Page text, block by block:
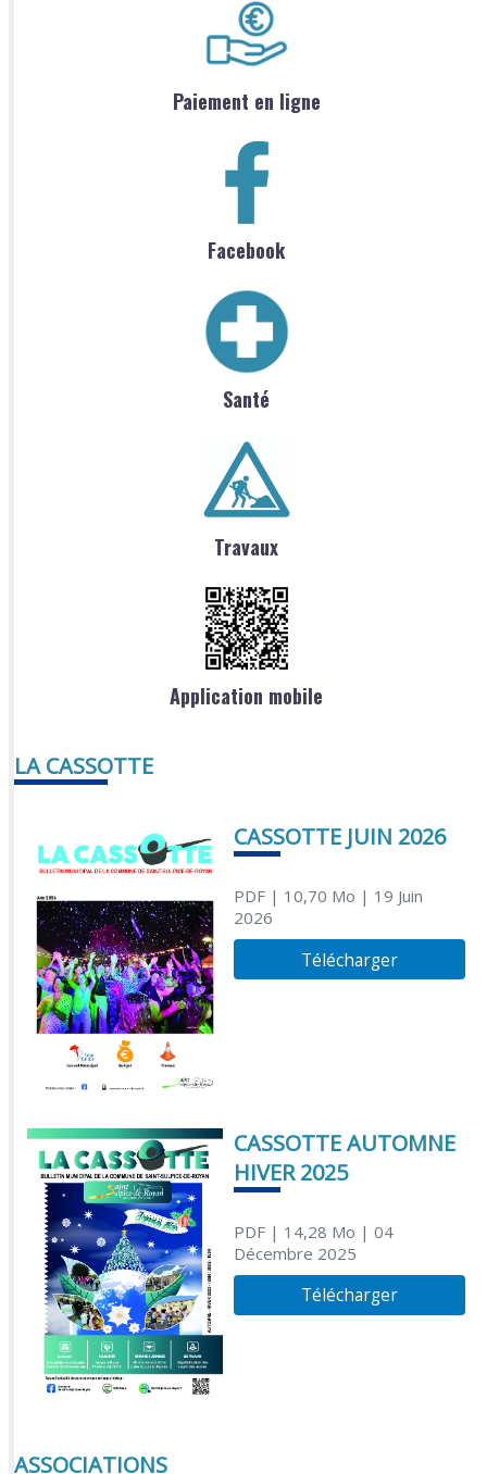
Paiement en ligne
Facebook
Santé
Travaux
Application mobile
LA CASSOTTE
CASSOTTE JUIN 2026
PDF| 10,70 Mo | 19 Juin
2026
Télécharger
CASSOTTE AUTOMNE
HIVER 2025
PDF| 14,28 Mo | 04
Décembre 2025
Télécharger
ASSOCIATIONS